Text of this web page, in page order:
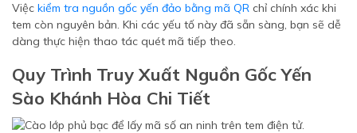
Việc kiểm tra nguồn gốc yến đảo bằng mã QR chỉ chính xác khi
tem còn nguyên bản. Khi các yếu tố này đã sẵn sàng, bạn sẽ dễ
dàng thực hiện thao tác quét mã tiếp theo.
Quy Trình Truy Xuất Nguồn Gốc Yến
Sào Khánh Hòa Chi Tiết